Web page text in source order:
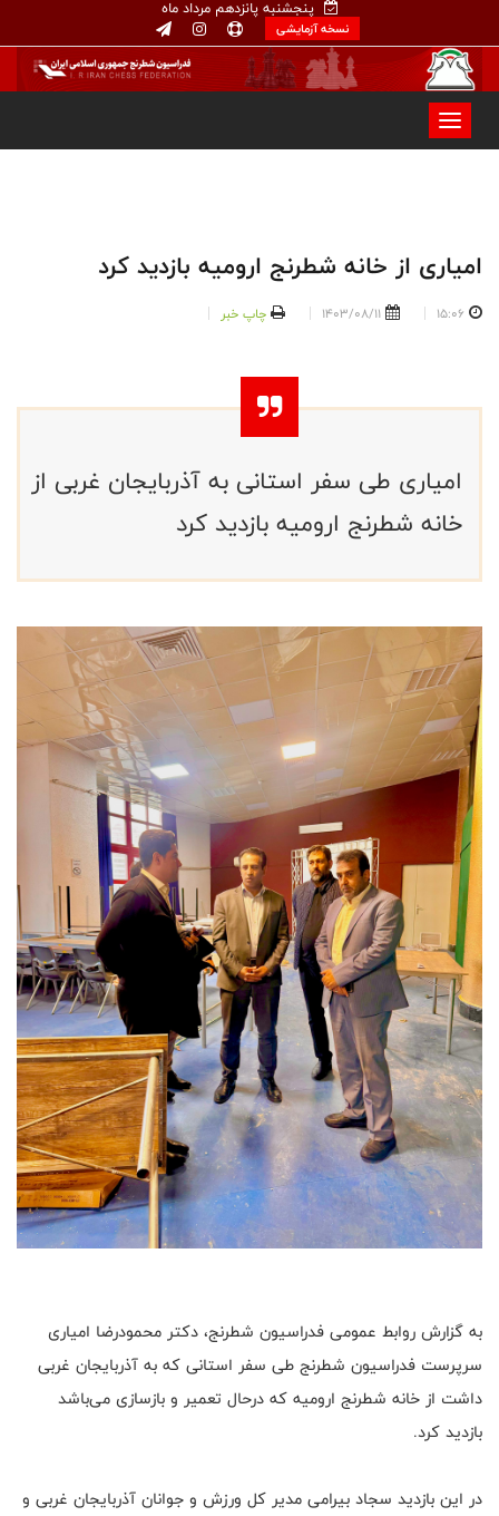
پنجشنبه پانزدهم مرداد ماه
نسخه آزمایشی
امیاری از خانه شطرنج ارومیه بازدید کرد
15:06
1403/08/11 چاپ خبر
امیاری طی سفر استانی به آذربایجان غربی از
خانه شطرنج ارومیه بازدید کرد
به گزارش روابط عمومی فدراسیون شطرنج، دکتر محمودرضا امیاری
سرپرست فدراسیون شطرنج طی سفر استانی که به آذربایجان غربی
داشت از خانه شطرنج ارومیه که درحال تعمیر و بازسازی می‌باشد
بازدید کرد.
در این بازدید سجاد بیرامی مدیر کل ورزش و جوانان آذربایجان غربی و